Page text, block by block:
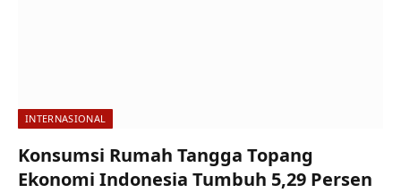
INTERNASIONAL
Konsumsi Rumah Tangga Topang
Ekonomi Indonesia Tumbuh 5,29 Persen